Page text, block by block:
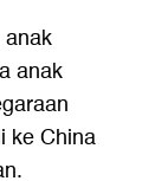
anak
ke China